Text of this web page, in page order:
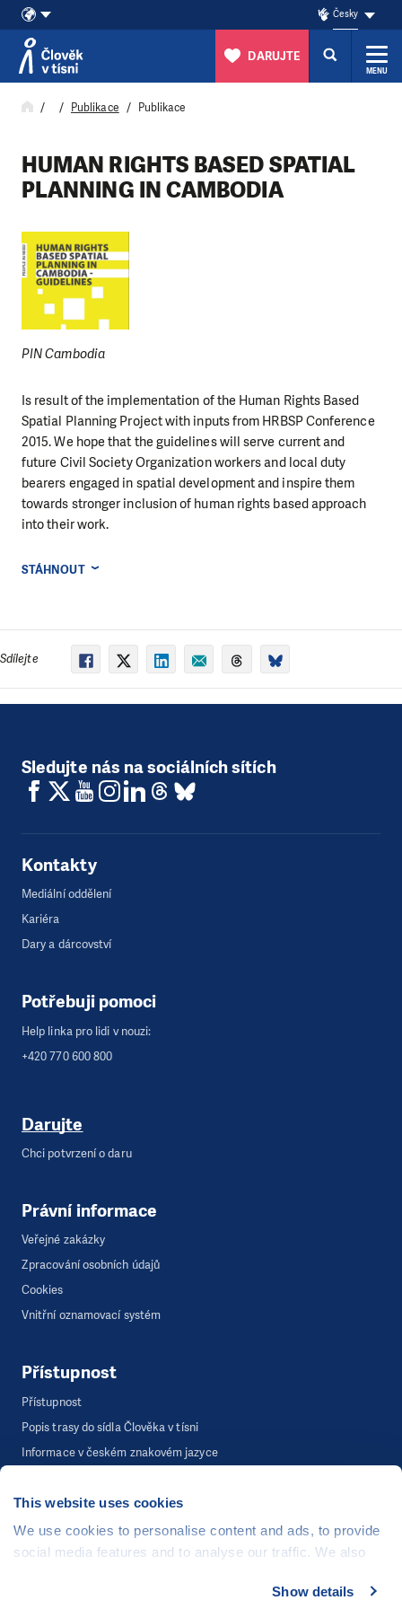
This website uses cookies
We use cookies to personalise content and ads, to provide
social media features and to analyse our traffic. We also
media, advertising and analytics partners who may
Show details
Přeskočit na obsah
Česky
DARUJTE
MENU
Publikace Publikace
HUMAN RIGHTS BASED SPATIAL
PLANNING IN CAMBODIA
PIN Cambodia
Is result of the implementation of the Human Rights Based
Spatial Planning Project with inputs from HRBSP Conference
2015. We hope that the guidelines will serve current and
future Civil Society Organization workers and local duty
bearers engaged in spatial development and inspire them
towards stronger inclusion of human rights based approach
into their work.
STÁHNOUT
Sdílejte
Sledujte nás na sociálních sítích
Kontakty
Mediální oddělení
Kariéra
Dary a dárcovství
Potřebuji pomoci
Help linka pro lidi v nouzi:
+420 770 600 800
Darujte
Chci potvrzení o daru
Právní informace
Veřejné zakázky
Zpracování osobních údajů
Cookies
Vnitřní oznamovací systém
Přístupnost
Přístupnost
Popis trasy do sídla Člověka v tísni
Informace v českém znakovém jazyce
Webová stránka běží na bezplatně poskytnutém server hostingu od
CZECHIA.COM . Děkujeme.